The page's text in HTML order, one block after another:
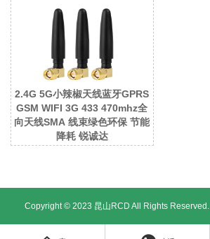
2.4G 5G小辣椒天线蓝牙GPRS
GSM WIFI 3G 433 470mhz全
向天线SMA 线束绿色环保 节能
降耗 锐诚达
Copyright © 2023 昆山RCD All Rights Reserved.